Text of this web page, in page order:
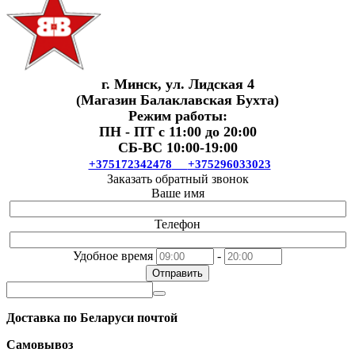
г. Минск, ул. Лидская 4
(Магазин Балаклавская Бухта)
Режим работы:
ПН - ПТ с 11:00 до 20:00
СБ-ВС 10:00-19:00
+375172342478 +375296033023
Заказать обратный звонок
Ваше имя
Телефон
Удобное время -
Отправить
Доставка по Беларуси почтой
Самовывоз